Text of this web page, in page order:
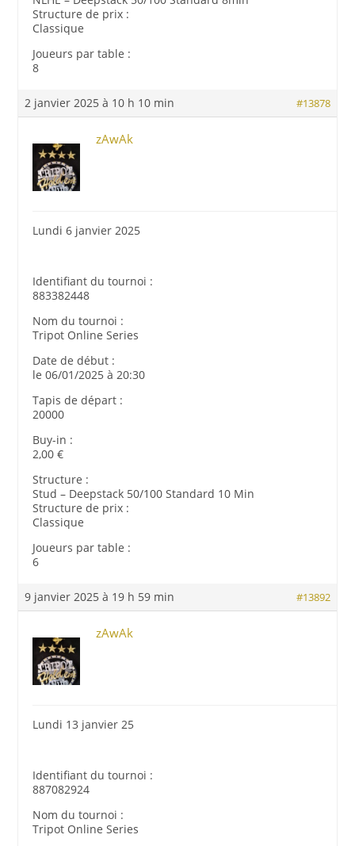
Structure de prix :
Classique
Joueurs par table :
8
2 janvier 2025 à 10 h 10 min #13878
zAwAk
Lundi 6 janvier 2025
Identifiant du tournoi :
883382448
Nom du tournoi :
Tripot Online Series
Date de début :
le 06/01/2025 à 20:30
Tapis de départ :
20000
Buy-in :
2,00 €
Structure :
Stud – Deepstack 50/100 Standard 10 Min
Structure de prix :
Classique
Joueurs par table :
6
9 janvier 2025 à 19 h 59 min #13892
zAwAk
Lundi 13 janvier 25
Identifiant du tournoi :
887082924
Nom du tournoi :
Tripot Online Series